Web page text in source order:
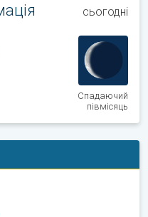
сьогодні
Спадаючий
півмісяць